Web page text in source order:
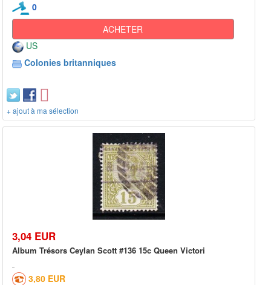
0
ACHETER
US
Colonies britanniques
+ ajout à ma sélection
3,04 EUR
Album Trésors Ceylan Scott #136 15c Queen Victori
3,80 EUR